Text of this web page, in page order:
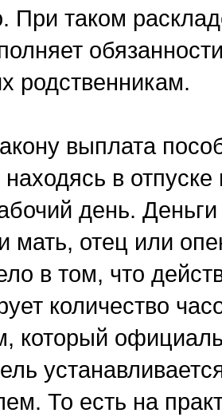
При таком
родственникам.
выплата
находясь в
день.
мать, отец или
в том, что
количество
который
То есть на